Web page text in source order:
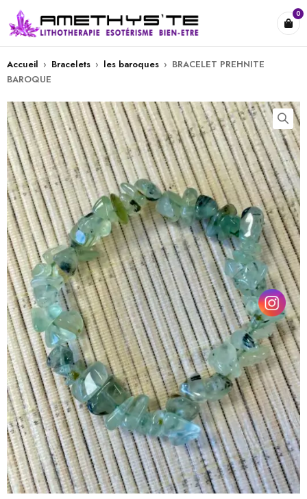
0
Accueil › Bracelets › les baroques › BRACELET PREHNITE
BAROQUE